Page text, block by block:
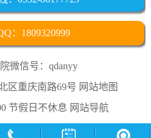
：1809320999
微信号：qdanyy
区重庆南路69号 网站地图
节假日不休息 网站导航